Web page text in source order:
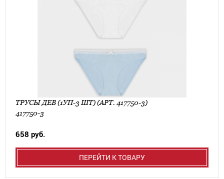
ТРУСЫ ДЕВ (1УП-3 ШТ) (АРТ. 417750-3)
417750-3
658 руб.
ПЕРЕЙТИ К ТОВАРУ